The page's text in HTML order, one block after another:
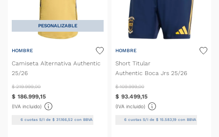
PESONALIZABLE
HOMBRE
Camiseta Alternativa Authentic
25/26
$ 219.999,00
$ 186.999,15
(IVA incluido)
6 cuotas S/I de$ 31.166 ,52 con BBVA
HOMBRE
Short Titular
Authentic Boca Jrs 25/26
$ 109.999,00
$ 93.499,15
(IVA incluido)
6cuotas S/I de $ 15. 583,19con BBVA